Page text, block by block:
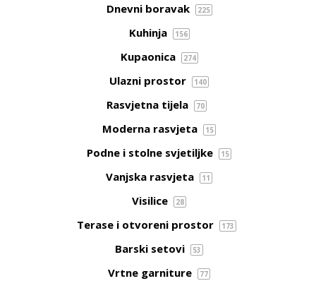
Dnevni boravak 225
Kuhinja 156
Kupaonica 274
Ulazni prostor 140
Rasvjetna tijela 70
Moderna rasvjeta 15
Podne i stolne svjetiljke 15
Vanjska rasvjeta 11
Visilice 28
Terase i otvoreni prostor 173
Barski setovi 53
Vrtne garniture 77